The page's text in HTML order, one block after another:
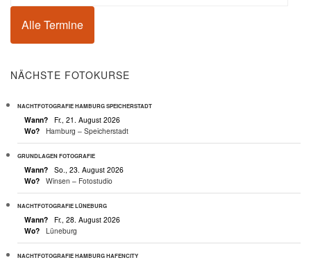
Alle Termine
NÄCHSTE FOTOKURSE
NACHTFOTOGRAFIE HAMBURG SPEICHERSTADT
Wann?
Fr., 21. August 2026
Wo?
Hamburg – Speicherstadt
GRUNDLAGEN FOTOGRAFIE
Wann?
So., 23. August 2026
Wo?
Winsen – Fotostudio
NACHTFOTOGRAFIE LÜNEBURG
Wann?
Fr., 28. August 2026
Wo?
Lüneburg
NACHTFOTOGRAFIE HAMBURG HAFENCITY